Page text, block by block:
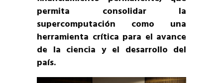
permita consolidar la
supercomputación como una
herramienta crítica para el avance
de la ciencia y el desarrollo del
país.